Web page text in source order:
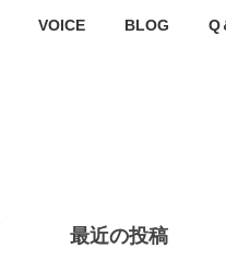
VOICE BLOG Q
最近の投稿